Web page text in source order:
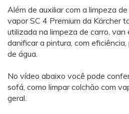
Além de auxiliar com a limpeza
vapor SC 4 Premium da Kärcher
utilizada na limpeza de carro, van
danificar a pintura, com
de água.
No vídeo abaixo você pode
sofá, como limpar colchão com
geral.